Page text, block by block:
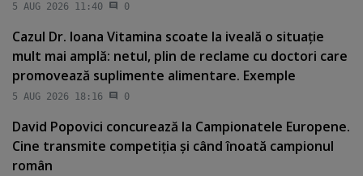
5 AUG 2026 11:40 0
Cazul Dr. Ioana Vitamina scoate la iveală o situaţie
mult mai amplă: netul, plin de reclame cu doctori care
promovează suplimente alimentare. Exemple
5 AUG 2026 18:16 0
David Popovici concurează la Campionatele Europene.
Cine transmite competiţia şi când înoată campionul
român